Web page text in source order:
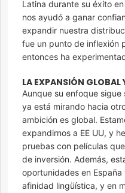
Latina durante su éxito
nos ayudó a ganar
expandir nuestra
fue un punto de inflexión
entonces ha
LA EXPANSIÓN GLOBAL
Aunque su enfoque
ya está mirando hacia
ambición es global.
expandirnos a EE UU, y
pruebas con películas
de inversión. Además,
oportunidades en
afinidad lingüística, y en